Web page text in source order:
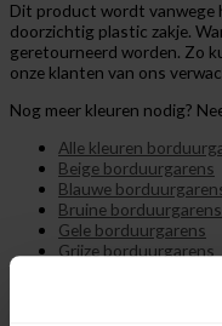
Dit product wordt vanwege
doorzichtig plastic zakje.
geretourneerd worden. Zo
onze klanten van ons
Nog meer kleuren nodig?
Alle kleuren
Beige borduurgarens
Blauwe
Bruine borduurgarens
Gele borduurgarens
Grijze borduurgarens